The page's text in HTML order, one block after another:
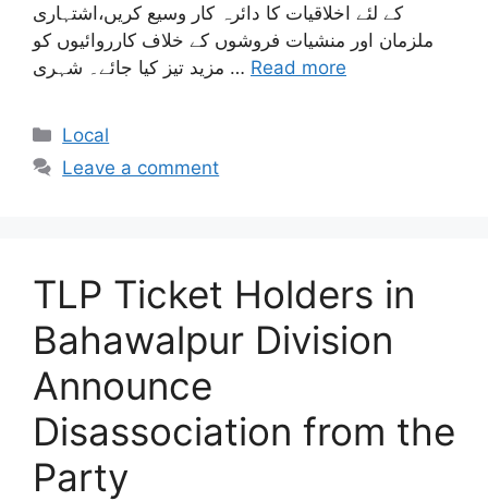
کے لئے اخلاقیات کا دائرہ کار وسیع کریں،اشتہاری
ملزمان اور منشیات فروشوں کے خلاف کارروائیوں کو
مزید تیز کیا جائے۔ شہری … Read more
Categories
Local
Leave a comment
TLP Ticket Holders in
Bahawalpur Division
Announce
Disassociation from the
Party